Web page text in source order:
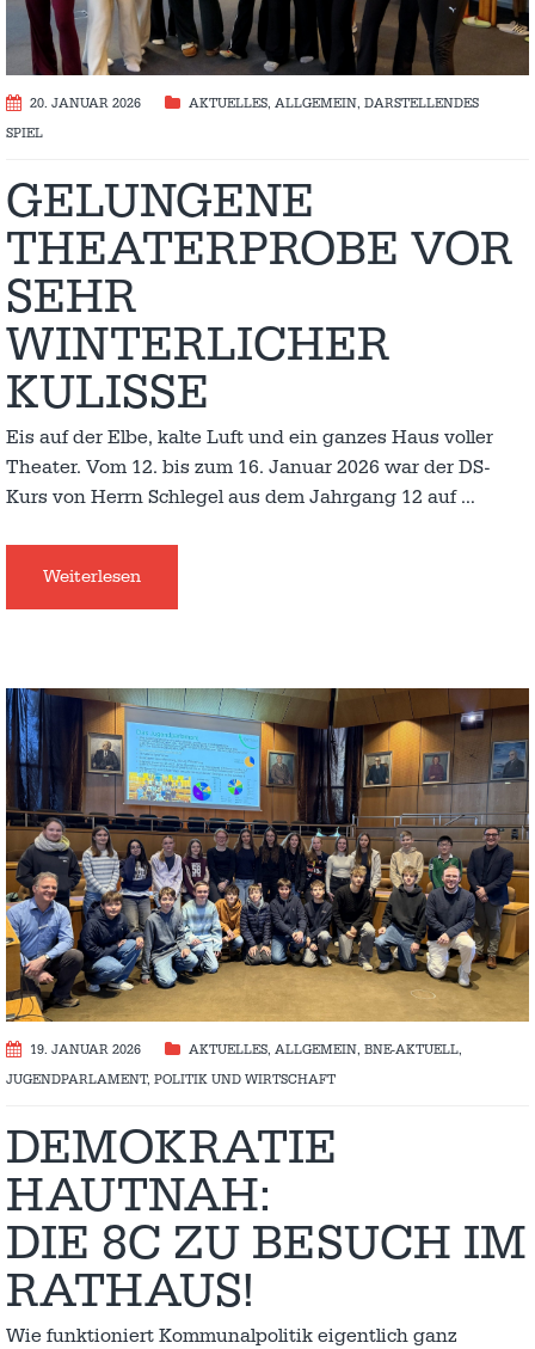
20. JANUAR 2026 AKTUELLES, ALLGEMEIN, DARSTELLENDES
SPIEL
GELUNGENE
THEATERPROBE VOR
SEHR
WINTERLICHER
KULISSE
Eis auf der Elbe, kalte Luft und ein ganzes Haus voller
Theater. Vom 12. bis zum 16. Januar 2026 war der DS-
Kurs von Herrn Schlegel aus dem Jahrgang 12 auf …
Weiterlesen
19. JANUAR 2026 AKTUELLES, ALLGEMEIN, BNE-AKTUELL,
JUGENDPARLAMENT, POLITIK UND WIRTSCHAFT
DEMOKRATIE
HAUTNAH:
DIE 8C ZU BESUCH IM
RATHAUS!
Wie funktioniert Kommunalpolitik eigentlich ganz